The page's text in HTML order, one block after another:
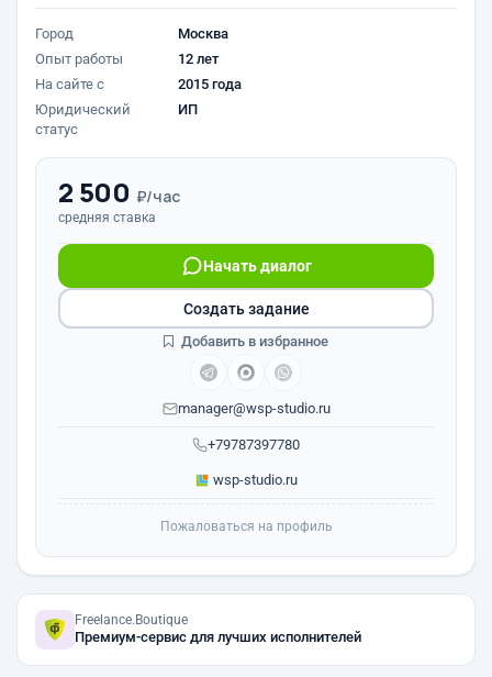
Город
Москва
Опыт работы
12 лет
На сайте с
2015 года
Юридический
статус
ИП
2 500 ₽/час
средняя ставка
+79787397780
Начать диалог
manager@wsp-studio.ru
wsp-studio.ru
Создать задание
Добавить в избранное
Пожаловаться на профиль
Freelance.Boutique
Премиум-сервис для лучших исполнителей